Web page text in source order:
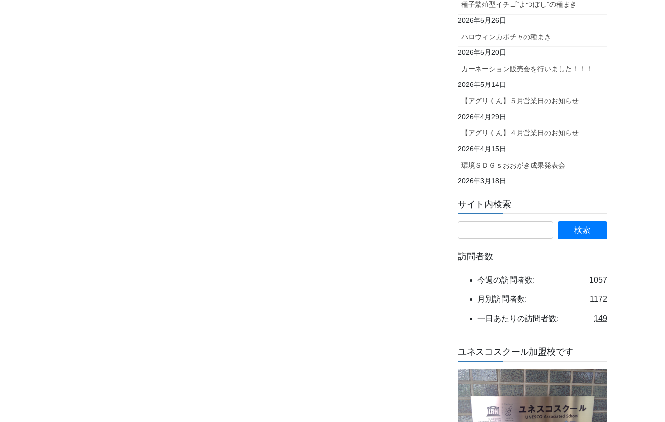
種子繁殖型イチゴ“よつぼし”の種まき
2026年5月26日
ハロウィンカボチャの種まき
2026年5月20日
カーネーション販売会を行いました！！！
2026年5月14日
【アグリくん】５月営業日のお知らせ
2026年4月29日
【アグリくん】４月営業日のお知らせ
2026年4月15日
環境ＳＤＧｓおおがき成果発表会
2026年3月18日
サイト内検索
索:
訪問者数
1057
今週の訪問者数:
1172
月別訪問者数:
149
一日あたりの訪問者数:
ユネスコスクール加盟校です